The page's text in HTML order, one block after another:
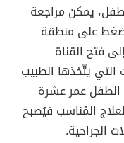
يمكن مراجعة
على منطقة
فتح القناة
التي يتّخذها الطبيب
الطفل عمر عشرة
المُناسب فيُصبح
الجراحية.